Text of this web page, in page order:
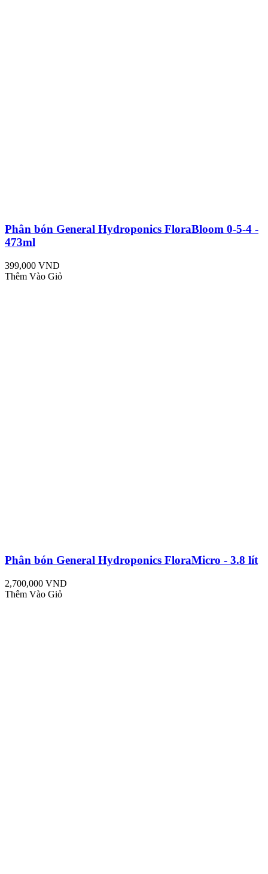
Phân bón General Hydroponics FloraBloom 0-5-4 -
473ml
399,000 VND
Thêm Vào Giỏ
Phân bón General Hydroponics FloraMicro - 3.8 lít
2,700,000 VND
Thêm Vào Giỏ